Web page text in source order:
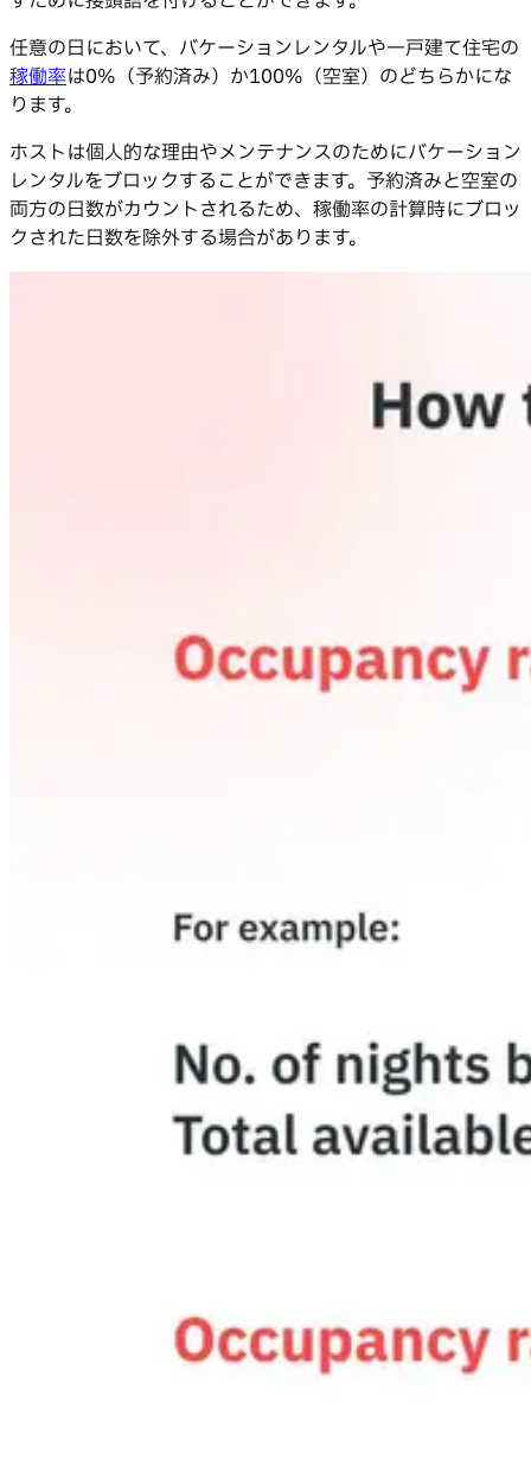
任意の日において、バケーションレンタルや一戸建て住宅の
稼働率は0%（予約済み）か100%（空室）のどちらかにな
ります。
ホストは個人的な理由やメンテナンスのためにバケーション
レンタルをブロックすることができます。予約済みと空室の
両方の日数がカウントされるため、稼働率の計算時にブロッ
クされた日数を除外する場合があります。